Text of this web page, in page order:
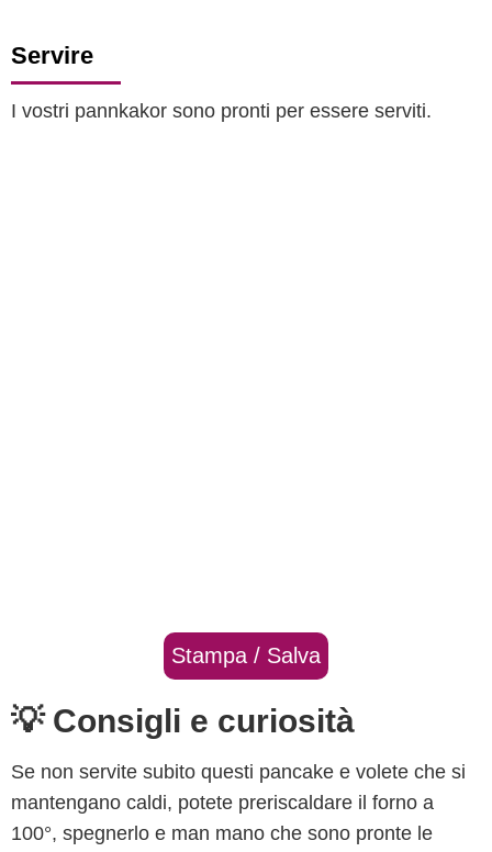
Servire
I vostri pannkakor sono pronti per essere serviti.
Stampa / Salva
💡 Consigli e curiosità
Se non servite subito questi pancake e volete che si
mantengano caldi, potete preriscaldare il forno a
100°, spegnerlo e man mano che sono pronte le